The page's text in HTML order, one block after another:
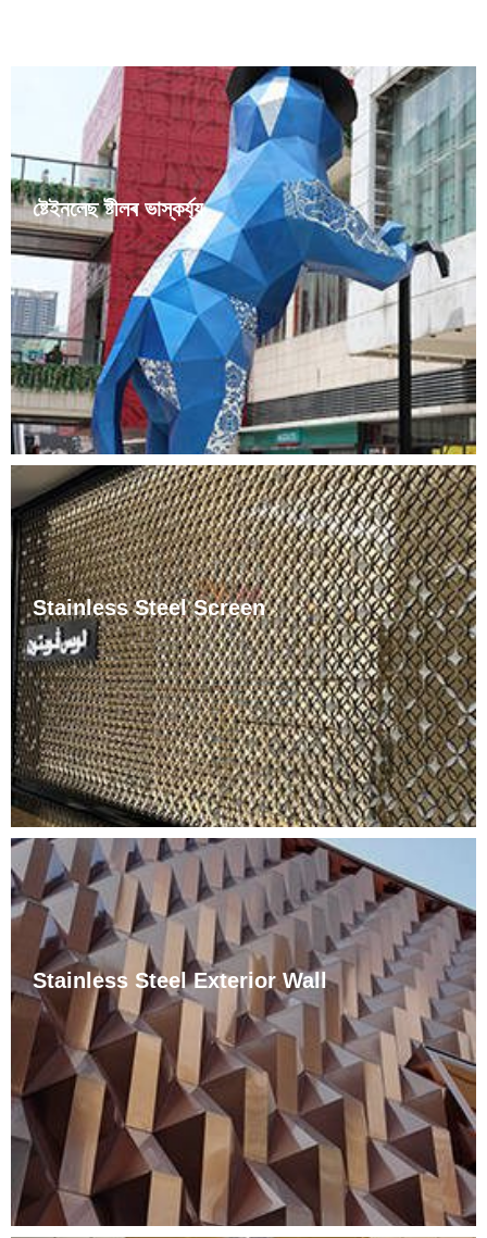
ষ্টেইনলেছ ষ্টীলৰ ভাস্কৰ্য্য
ষ্টেইনলেছ ষ্টীলৰ ভাস্কৰ্য্য হৈছে সাধাৰণ নগৰীয়া ভাস্কৰ্য্য। ষ্টেইনলেছ ষ্টীল
দুৰ্বলভাৱে জাৰণকাৰী মাধ্যম যেনে বায়ু, ভাপ, আৰু পানীৰ লগতে ৰাসায়নিকভাৱে
জাৰণকাৰী মাধ্যম যেনে এচিড, ক্ষাৰক, আৰু লৱণৰ দ্বাৰা জাৰণ প্ৰতিৰোধী।
কাৰণ ষ্টেইনলেছ ষ্টীলৰ ভাস্কৰ্য্য ......
Stainless Steel Screen
জীৱনশৈলীৰ পৰিৱৰ্তনৰ লগে লগে সেই অনুসৰি আচবাবৰ পৰিসৰ বৃদ্ধি পাইছে,
আৰু কোঠাটোৰ পৰ্দাৰ বিন্যাসতো এক নিৰ্দিষ্ট আৰ্হি গঢ় লৈ উঠিছে। সাধাৰণতে
ক'বলৈ গ'লে দুটা উপায় আছে: প্ৰতিসম আৰু ......
Stainless Steel Exterior Wall
ষ্টেইনলেছ ষ্টীলৰ পৰ্দাৰ বেৰৰ সম্পূৰ্ণ নাম হৈছে ধাতুৰ সমৰ্থনকাৰী গঠন পইণ্ট গ্লাছ
পৰ্দাৰ দেৱাল। ষ্টেইনলেছ ষ্টীলৰ পৰ্দাৰ দেৱাল হৈছে শেহতীয়া বছৰবোৰত আৱিৰ্ভাৱ
হোৱা এক নতুন সমৰ্থন পদ্ধতি, কিন্তু এবাৰ আৱিৰ্ভাৱ হোৱাৰ পিছত চহৰবোৰত
ইয়াৰ দ্ৰুত বিকাশ ঘটিল।